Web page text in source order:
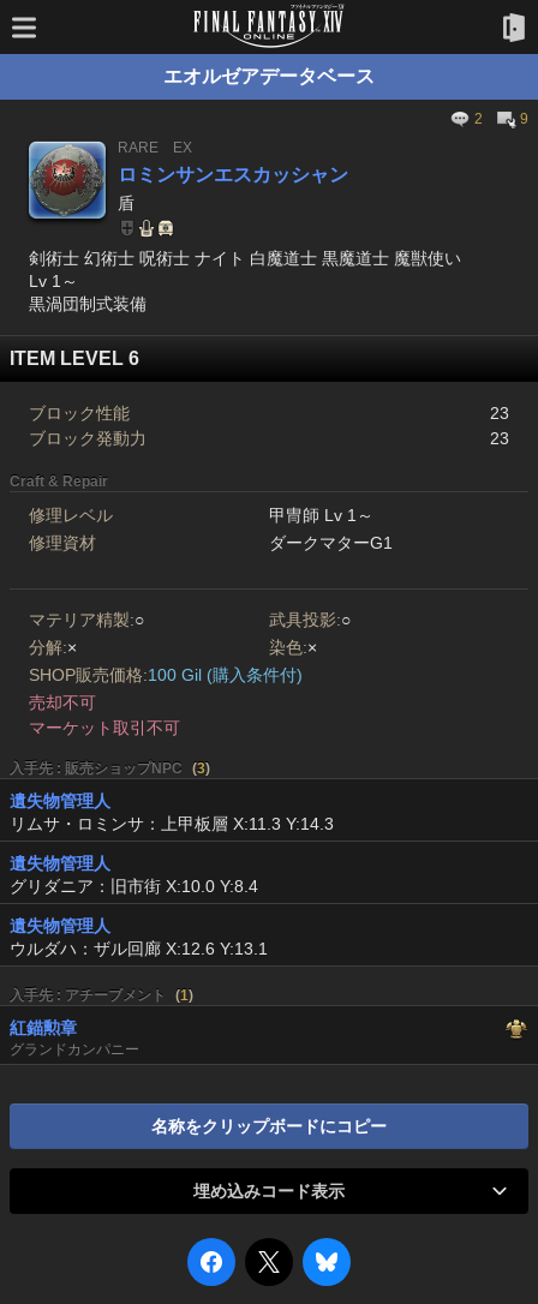
エオルゼアデータベース
2
9
RARE
EX
ロミンサンエスカッシャン
盾
剣術士 幻術士 呪術士 ナイト 白魔道士 黒魔道士 魔獣使い
Lv 1～
黒渦団制式装備
ITEM LEVEL 6
ブロック性能
23
ブロック発動力
23
Craft & Repair
修理レベル
甲冑師 Lv 1～
修理資材
ダークマターG1
マテリア精製:○ 武具投影:○
分解:× 染色:×
SHOP販売価格:100 Gil (購入条件付)
売却不可
マーケット取引不可
入手先 : 販売ショップNPC (3)
遺失物管理人
リムサ・ロミンサ：上甲板層 X:11.3 Y:14.3
遺失物管理人
グリダニア：旧市街 X:10.0 Y:8.4
遺失物管理人
ウルダハ：ザル回廊 X:12.6 Y:13.1
入手先 : アチーブメント (1)
紅錨勲章
グランドカンパニー
名称をクリップボードにコピー
埋め込みコード表示